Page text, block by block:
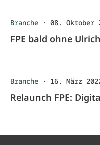
Branche · 08. Oktober
FPE bald ohne
Branche · 16. März
Relaunch FPE: